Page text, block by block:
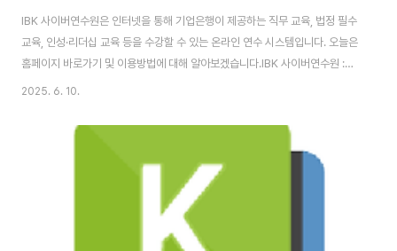
IBK 사이버연수원은 인터넷을 통해 기업은행이 제공하는 직무 교육, 법정 필수
교육, 인성·리더십 교육 등을 수강할 수 있는 온라인 연수 시스템입니다. 오늘은
홈페이지 바로가기 및 이용방법에 대해 알아보겠습니다.IBK 사이버연수원 :
https://edu.ibk.co.kr/login IBK 사이버연수원 홈페이지 바로가기 IBK 사
지 이용을 위해서는 본인인증을 통한 회원가입을 완료해야 합니다. IBK 사이버
연수원이란?IBK 사이버연수원은 기업은행이 임직원 및 협력사 직원에게 필요
한 법정의무교육과 필수교육, 관련교육을 수강할 수있도록 제공하는 사이트입
니다. 자체 개발한 콘텐츠 외에도 외부 전문기관과 연계된 다양..
2025. 6. 10.